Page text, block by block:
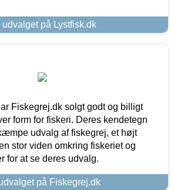
udvalget på Lystfisk.dk
Fiskegrej.dk solgt godt og billigt
form for fiskeri. Deres kendetegn
udvalg af fiskegrej, et højt
stor viden omkring fiskeriet og
for at se deres udvalg.
på Fiskegrej.dk